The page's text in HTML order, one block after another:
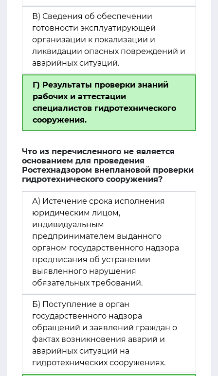
В) Сведения об обеспечении
готовности эксплуатирующей
организации к локализации и
ликвидации опасных повреждений и
аварийных ситуаций.
Г) Результаты проверки знаний
рабочих и аттестации
специалистов гидротехнического
сооружения.
Что из перечисленного не является
основанием для проведения
Ростехнадзором внеплановой проверки
гидротехнического сооружения?
А) Истечение срока исполнения
юридическим лицом,
индивидуальным
предпринимателем выданного
органом государственного надзора
предписания об устранении
выявленного нарушения
обязательных требований.
Б) Поступление в орган
государственного надзора
обращений и заявлений граждан о
фактах возникновения аварий и
аварийных ситуаций на
гидротехнических сооружениях.